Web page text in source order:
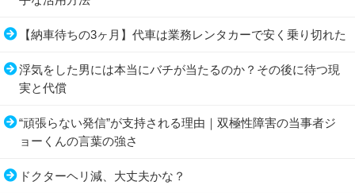
【納車待ちの3ヶ月】代車は業務レンタカーで安く乗り切れた
浮気をした男には本当にバチが当たるのか？その後に待つ現
実と代償
“頑張らない発信”が支持される理由｜双極性障害の当事者ジ
ョーくんの言葉の強さ
ドクターヘリ減、大丈夫かな？